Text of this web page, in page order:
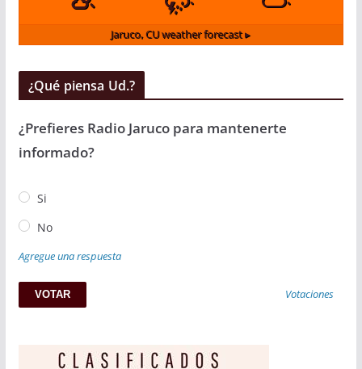
Jaruco, CUweather forecast ▸
¿Qué piensa Ud.?
¿Prefieres Radio Jaruco para mantenerte
informado?
Si
No
Agregue una respuesta
Votaciones